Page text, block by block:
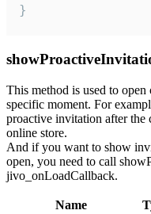
}
This method is used to
specific moment. For
proactive invitation after the
online store.
And if you want to show
open, you need to call
jivo_onLoadCallback.
Name